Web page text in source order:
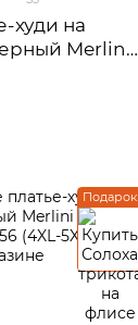
худи на
Merlini
50-52
Подарок